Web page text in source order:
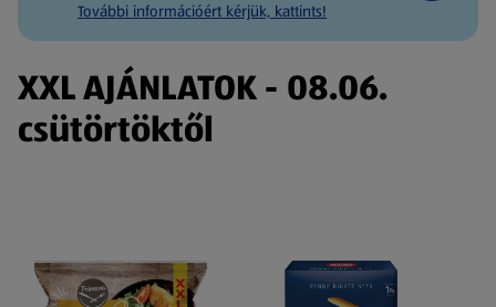
További információért kérjük, kattints!
XXL AJÁNLATOK - 08.06.
csütörtöktől